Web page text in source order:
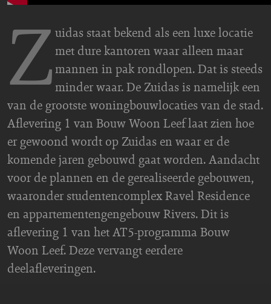
Zuidas staat bekend als een luxe locatie
met dure kantoren waar alleen maar
mannen in pak rondlopen. Dat is steeds
minder waar. De Zuidas is namelijk een
van de grootste woningbouwlocaties van de stad.
Aflevering 1 van Bouw Woon Leef laat zien hoe
er gewoond wordt op Zuidas en waar er de
komende jaren gebouwd gaat worden. Aandacht
voor de plannen en de gerealiseerde gebouwen,
waaronder studentencomplex Ravel Residence
en appartementengengebouw Rivers. Dit is
aflevering 1 van het AT5-programma Bouw
Woon Leef. Deze vervangt eerdere
deelafleveringen.